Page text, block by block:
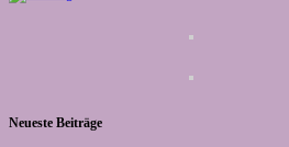
Neueste Beiträge